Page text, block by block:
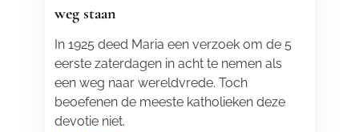
weg staan
In 1925 deed Maria een verzoek om de 5
eerste zaterdagen in acht te nemen als
een weg naar wereldvrede. Toch
beoefenen de meeste katholieken deze
devotie niet.